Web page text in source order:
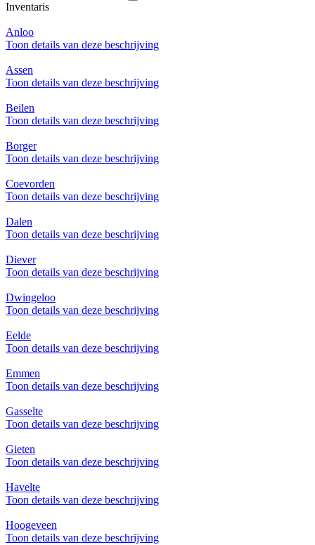
Inventaris
Anloo
Toon details van deze beschrijving
Assen
Toon details van deze beschrijving
Beilen
Toon details van deze beschrijving
Borger
Toon details van deze beschrijving
Coevorden
Toon details van deze beschrijving
Dalen
Toon details van deze beschrijving
Diever
Toon details van deze beschrijving
Dwingeloo
Toon details van deze beschrijving
Eelde
Toon details van deze beschrijving
Emmen
Toon details van deze beschrijving
Gasselte
Toon details van deze beschrijving
Gieten
Toon details van deze beschrijving
Havelte
Toon details van deze beschrijving
Hoogeveen
Toon details van deze beschrijving